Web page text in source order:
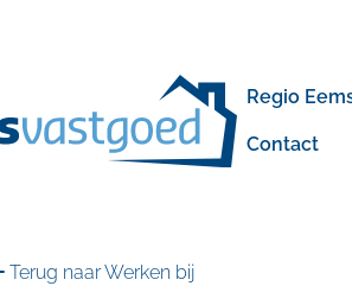
Regio
Contact
Terug naar Werken bij